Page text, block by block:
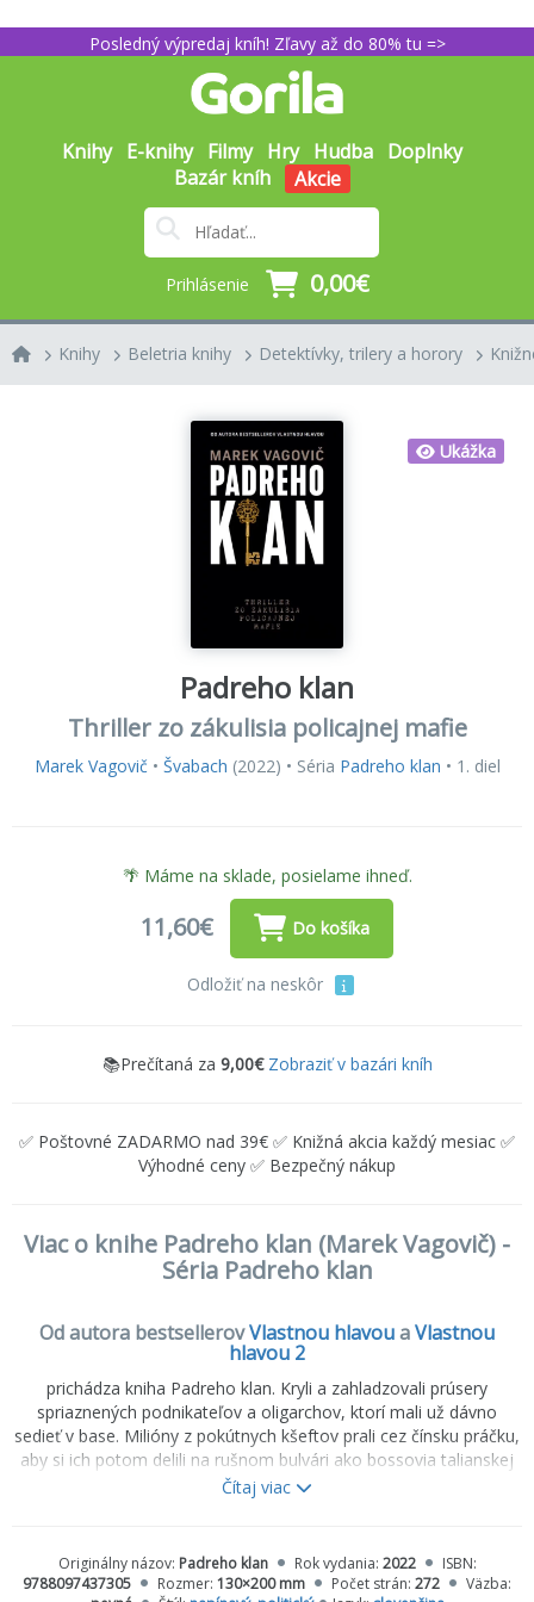
Posledný výpredaj kníh! Zľavy až do 80% tu =>
Knihy E-knihy Filmy Hry Hudba Doplnky
Bazár kníh
Akcie
Prihlásenie 0,00€
Knihy Beletria knihy Detektívky, trilery a horory
Ukážka
Padreho klan
Thriller zo zákulisia policajnej mafie
Marek Vagovič • Švabach (2022) • Séria Padreho klan • 1. diel
🌴 Máme na sklade, posielame ihneď.
11,60€ Do košíka
Odložiť na neskôr
📚Prečítaná za 9,00€ Zobraziť v bazári kníh
✅ Poštovné ZADARMO nad 39€ ✅ Knižná akcia každý mesiac ✅
Výhodné ceny ✅ Bezpečný nákup
Viac o knihe Padreho klan (Marek Vagovič) -
Séria Padreho klan
Od autora bestsellerovVlastnou hlavouaVlastnou
hlavou 2
prichádza kniha Padreho klan. Kryli a zahladzovali prúsery
spriaznených podnikateľov a oligarchov, ktorí mali už dávno
sedieť v base. Milióny z pokútnych kšeftov prali cez čínsku práčku,
aby si ich potom delili na rušnom bulvári ako bossovia talianskej
mafie, keď vyplácali svojich vojakov za predaj heroínu alebo
Chránili aj nominantov najsilnejšej vládnej strany, ktorí preberali
úplatky v krabiciach od šampanského. Sledovali opozičných
Čítaj viac
Originálny názov: Padreho klan Rok vydania: 2022
ISBN:
9788097437305
Rozmer: 130×200 mm Počet strán: 272
Väzba: